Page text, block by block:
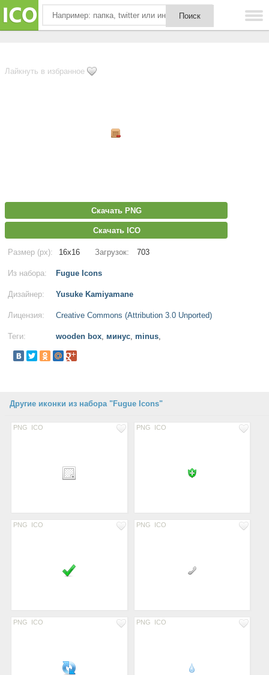
Лайкнуть в избранное
Скачать PNG
Скачать ICO
Размер (px): 16x16 Загрузок: 703
Из набора: Fugue Icons
Дизайнер: Yusuke Kamiyamane
Лицензия: Creative Commons (Attribution 3.0 Unported)
Теги: wooden box, минус, minus,
Другие иконки из набора "Fugue Icons"
PNG ICO PNG ICO
PNG ICO PNG ICO
PNG ICO PNG ICO